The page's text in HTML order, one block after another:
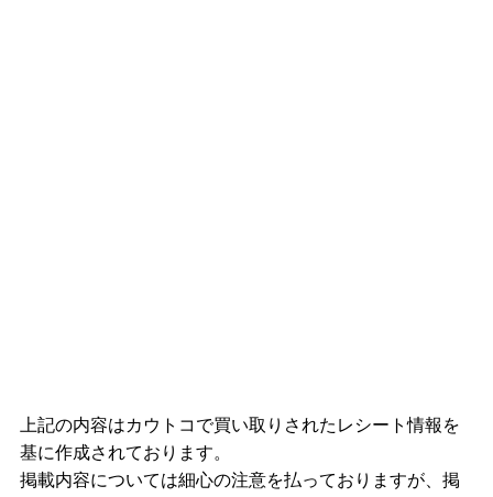
上記の内容はカウトコで買い取りされたレシート情報を
基に作成されております。
掲載内容については細心の注意を払っておりますが、掲